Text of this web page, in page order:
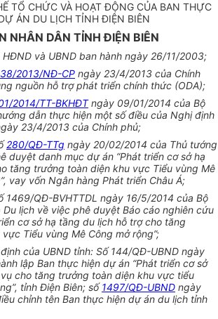
TỔ CHỨC VÀ HOẠT ĐỘNG CỦA BAN THỰC
ÁN DU LỊCH TỈNH ĐIỆN BIÊN
NHÂN DÂN TỈNH ĐIỆN BIÊN
và UBND ban hành ngày 26/11/2003;
38/2013/NĐ-CP ngày 23/4/2013 của Chính
nguồn hỗ trợ phát triển chính thức (ODA);
2014/TT-BKHĐTngày 09/01/2014 của Bộ
dẫn thực hiện một số điều của Nghị định
23/4/2013 của Chính phủ;
280/QĐ-TTg ngày 20/02/2014 của Thủ tướng
duyệt danh mục dự án “Phát triển cơ sở hạ
tăng trưởng toàn diện khu vực Tiểu vùng Mê
vay vốn Ngân hàng Phát triển Châu Á;
1469/QĐ-BVHTTDL ngày 16/5/2014 của Bộ
Du lịch về việc phê duyệt Báo cáo nghiên cứu
cơ sở hạ tầng du lịch hỗ trợ cho tăng
Tiểu vùng Mê Công mở rộng”;
của UBND tỉnh: Số 144/QĐ-UBND ngày
lập Ban thực hiện dự án “Phát triển cơ sở
cho tăng trưởng toàn diện khu vực tiểu
tỉnh Điện Biên; số1497/QĐ-UBND ngày
chỉnh tên Ban thực hiện dự án du lịch tỉnh